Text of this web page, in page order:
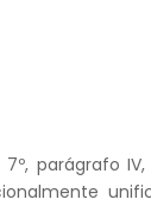
parágrafo